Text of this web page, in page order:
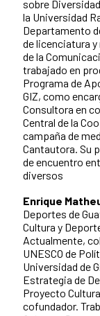
sobre
la Universidad
Departamento
de licenciatura
de la
trabajado en
Programa de
GIZ, como
Consultora en
Central de la
campaña de
Cantautora. Su
de encuentro
diversos
Enrique
Deportes de
Cultura y
Actualmente,
UNESCO de
Universidad de
Estrategia de
Proyecto
cofundador.